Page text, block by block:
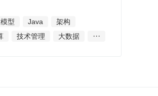
型
Java
架构
技术管理 大数据 ···